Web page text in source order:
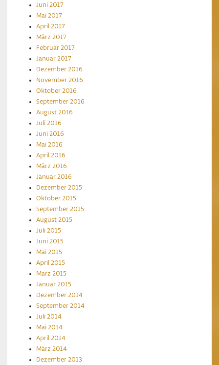
Juni 2017
Mai 2017
April 2017
März 2017
Februar 2017
Januar 2017
Dezember 2016
November 2016
Oktober 2016
September 2016
August 2016
Juli 2016
Juni 2016
Mai 2016
April 2016
März 2016
Januar 2016
Dezember 2015
Oktober 2015
September 2015
August 2015
Juli 2015
Juni 2015
Mai 2015
April 2015
März 2015
Januar 2015
Dezember 2014
September 2014
Juli 2014
Mai 2014
April 2014
März 2014
Dezember 2013